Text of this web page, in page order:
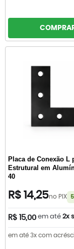
Placa de Conexão L
Estrutural em
40
R$ 14,25no PIX
R$ 15,00 em até 2x
em até 3x com